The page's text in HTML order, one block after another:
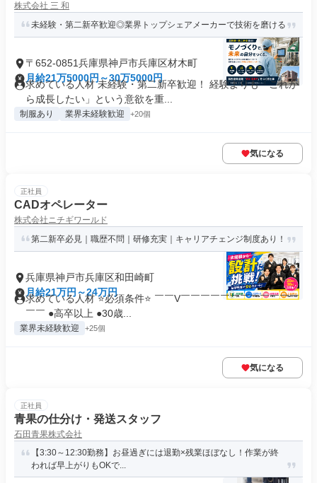
株式会社 三 和
未経験・第二新卒歓迎◎業界トップシェアメーカーで技術を磨ける
〒652-0851兵庫県神戸市兵庫区材木町
月給21万5000円～30万5000円
求めている人材 未経験・第二新卒歓迎！ 経験よりも「これか
ら成長したい」という意欲を重...
制服あり 業界未経験歓迎 +20個
気になる
正社員
CADオペレーター
株式会社ニチギワールド
第二新卒必見｜職歴不問｜研修充実｜キャリアチェンジ制度あり！
兵庫県神戸市兵庫区和田崎町
月給21万円～24万円
求めている人材 ⭐必須条件⭐ ￣￣V￣￣￣￣￣￣￣￣￣￣￣￣
￣￣ ●高卒以上 ●30歳...
業界未経験歓迎 +25個
気になる
正社員
青果の仕分け・発送スタッフ
石田青果株式会社
【3:30～12:30勤務】お昼過ぎには退勤×残業ほぼなし！作業が終
われば早上がりもOKで...